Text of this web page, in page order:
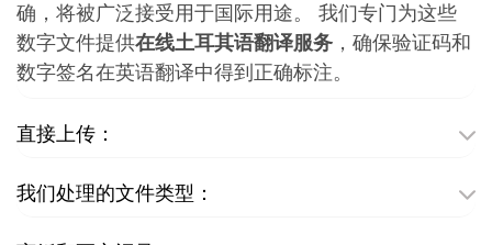
确，将被广泛接受用于国际用途。 我们专门为这些
数字文件提供在线土耳其语翻译服务，确保验证码和
数字签名在英语翻译中得到正确标注。
直接上传：
我们处理的文件类型：